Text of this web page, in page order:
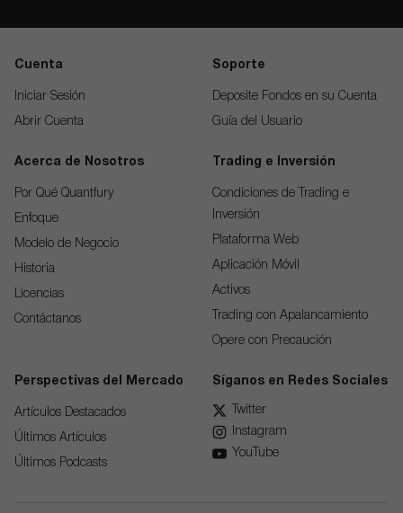
Cuenta
Iniciar Sesión
Abrir Cuenta
Soporte
Deposite Fondos en su Cuenta
Guía del Usuario
Acerca de Nosotros
Por Qué Quantfury
Enfoque
Modelo de Negocio
Historia
Licencias
Contáctanos
Trading e Inversión
Condiciones de Trading e
Inversión
Plataforma Web
Aplicación Móvil
Activos
Trading con Apalancamiento
Opere con Precaución
Perspectivas del Mercado
Artículos Destacados
Últimos Artículos
Últimos Podcasts
Síganos en Redes Sociales
Twitter
Instagram
YouTube